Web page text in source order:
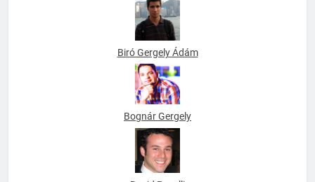
Biró Gergely Ádám
Bognár Gergely